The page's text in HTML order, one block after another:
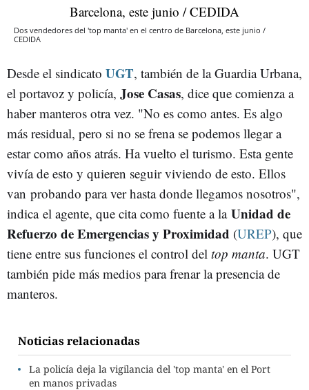
Dos vendedores del 'top manta' en el centro de Barcelona, este junio /
CEDIDA
Desde el sindicato UGT, también de la Guardia Urbana,
el portavoz y policía, Jose Casas, dice que comienza a
haber manteros otra vez. "No es como antes. Es algo
más residual, pero si no se frena se podemos llegar a
estar como años atrás. Ha vuelto el turismo. Esta gente
vivía de esto y quieren seguir viviendo de esto. Ellos
van probando para ver hasta donde llegamos nosotros",
indica el agente, que cita como fuente a la Unidad de
Refuerzo de Emergencias y Proximidad (UREP), que
tiene entre sus funciones el control del top manta. UGT
también pide más medios para frenar la presencia de
manteros.
Noticias relacionadas
La policía deja la vigilancia del 'top manta' en el Port
en manos privadas